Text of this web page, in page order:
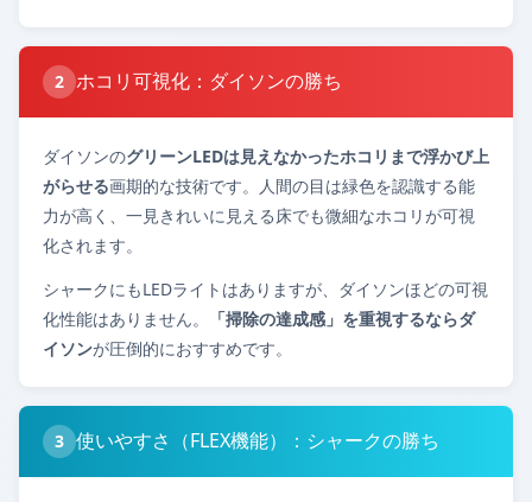
2 ホコリ可視化：ダイソンの勝ち
ダイソンのグリーンLEDは見えなかったホコリまで浮かび上
がらせる画期的な技術です。人間の目は緑色を認識する能
力が高く、一見きれいに見える床でも微細なホコリが可視
化されます。
シャークにもLEDライトはありますが、ダイソンほどの可視
化性能はありません。
「掃除の達成感」を重視するならダ
イソンが圧倒的におすすめです。
3 使いやすさ（FLEX機能）：シャークの勝ち